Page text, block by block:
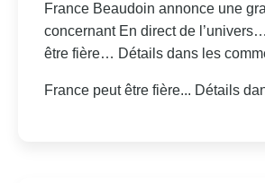
France Beaudoin annonce une
concernant En direct de
être fière… Détails dans les
France peut être fière... Détails